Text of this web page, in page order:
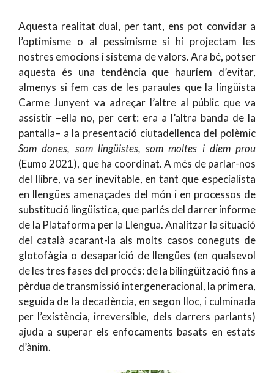
Aquesta realitat dual, per tant, ens pot convidar a
l’optimisme o al pessimisme si hi projectam les
nostres emocions i sistema de valors. Ara bé, potser
aquesta és una tendència que hauríem d’evitar,
almenys si fem cas de les paraules que la lingüista
Carme Junyent va adreçar l’altre al públic que va
assistir –ella no, per cert: era a l’altra banda de la
pantalla– a la presentació ciutadellenca del polèmic
Som dones, som lingüistes, som moltes i diem prou
(Eumo 2021), que ha coordinat. A més de parlar-nos
del llibre, va ser inevitable, en tant que especialista
en llengües amenaçades del món i en processos de
substitució lingüística, que parlés del darrer informe
de la Plataforma per la Llengua. Analitzar la situació
del català acarant-la als molts casos coneguts de
glotofàgia o desaparició de llengües (en qualsevol
de les tres fases del procés: de la bilingüització fins a
pèrdua de transmissió intergeneracional, la primera,
seguida de la decadència, en segon lloc, i culminada
per l’existència, irreversible, dels darrers parlants)
ajuda a superar els enfocaments basats en estats
d’ànim.